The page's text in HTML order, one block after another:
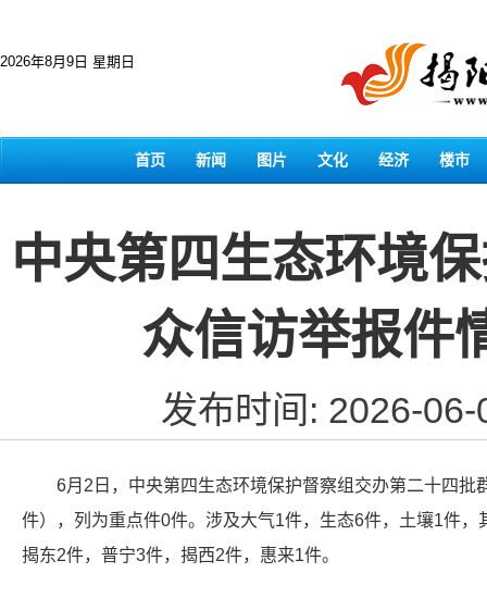
2026年8月9日 星期日
首页 新闻 图片 文化 经济 楼市
中央第四生态环境
众信访举报件
发布时间: 2026-06-
6月2日，中央第四生态环境保护督察组交办第二十四批
件），列为重点件0件。涉及大气1件，生态6件，土壤1件
揭东2件，普宁3件，揭西2件，惠来1件。